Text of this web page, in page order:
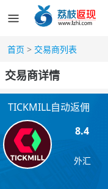
首页 > 交易商列表
交易商详情
TICKMILL自动返佣
8.4
外汇